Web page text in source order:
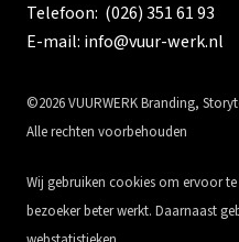
Telefoon: (026) 351 61 93
E-mail: info@vuur-werk.nl
©2026 VUURWERK Branding,
Alle rechten voorbehouden
Wij gebruiken cookies om ervoor
bezoeker beter werkt. Daarnaast